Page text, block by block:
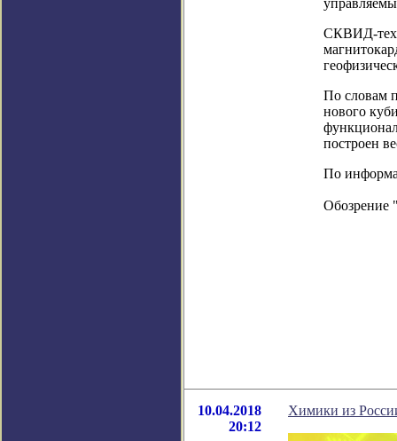
СКВИД-
По словам
нового
построен
По
Обозрение
10.04.2018
20:12
Химики из